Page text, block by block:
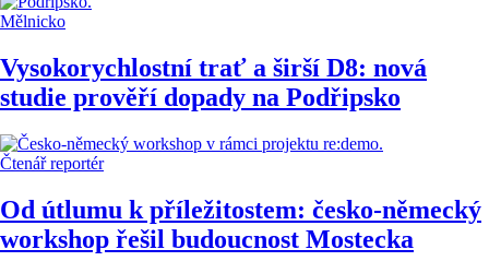
Mělnicko
Vysokorychlostní trať a širší D8: nová
studie prověří dopady na Podřipsko
Čtenář reportér
Od útlumu k příležitostem: česko-německý
workshop řešil budoucnost Mostecka